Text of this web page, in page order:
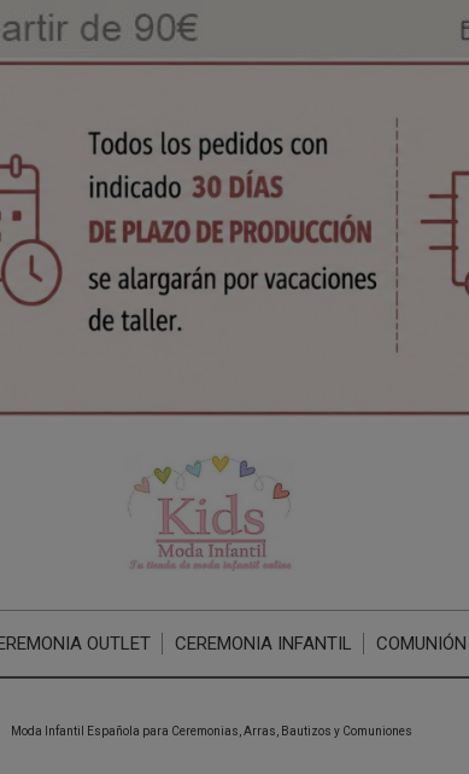
OUTLET CEREMONIA INFANTIL
Moda Infantil Española para Ceremonias, Arras, Bautizos y Comuniones